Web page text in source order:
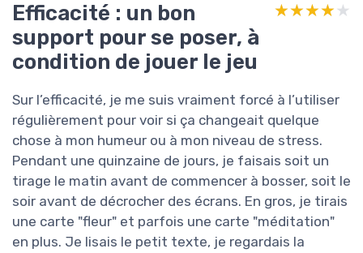
Efficacité : un bon
support pour se poser, à
condition de jouer le jeu
★★★★★
★★★★★
Sur l’efficacité, je me suis vraiment forcé à l’utiliser
régulièrement pour voir si ça changeait quelque
chose à mon humeur ou à mon niveau de stress.
Pendant une quinzaine de jours, je faisais soit un
tirage le matin avant de commencer à bosser, soit le
soir avant de décrocher des écrans. En gros, je tirais
une carte "fleur" et parfois une carte "méditation"
en plus. Je lisais le petit texte, je regardais la